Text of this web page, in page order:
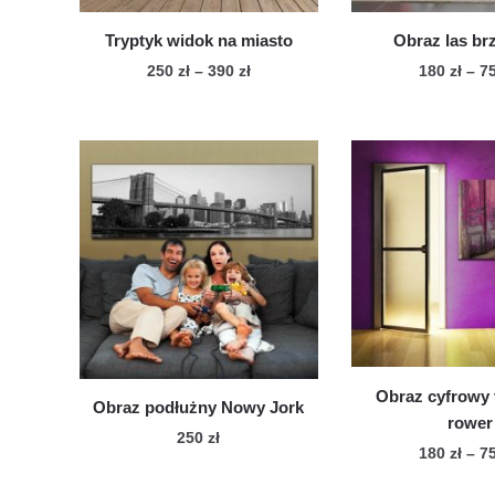
Tryptyk widok na miasto
250 zł – 390 złZakres
250 zł
do
produkt
ma
wiele
wariantów.
Opcje
można
wybrać
na
stronie
produktu
Obraz las
180 zł –
ma
na
Obraz podłużny Nowy Jork
250zł
Obraz cyfrowy
rower
180 zł –